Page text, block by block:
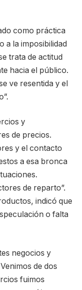
como práctica
a la imposibilidad
trata de actitud
hacia el público.
ve resentida y el
y
de precios.
y el contacto
a esa bronca
de reparto”.
indicó que
o falta
negocios y
de dos
fuimos